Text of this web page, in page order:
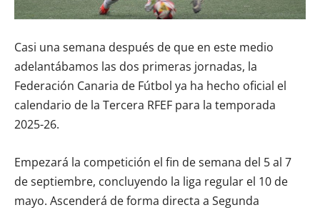
Casi una semana después de que en este medio
adelantábamos las dos primeras jornadas, la
Federación Canaria de Fútbol ya ha hecho oficial el
calendario de la Tercera RFEF para la temporada
2025-26.
Empezará la competición el fin de semana del 5 al 7
de septiembre, concluyendo la liga regular el 10 de
mayo. Ascenderá de forma directa a Segunda